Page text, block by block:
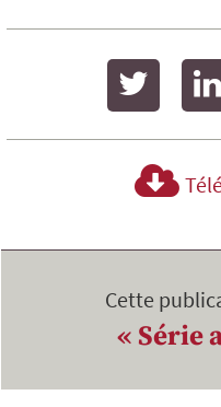
twitter
Cette
« Série